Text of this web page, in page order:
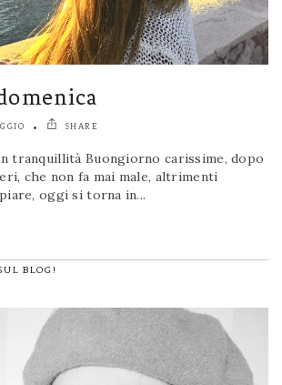
SHARE
tranquillità Buongiorno carissime, dopo
che non fa mai male, altrimenti
oggi si torna in...
BLOG!